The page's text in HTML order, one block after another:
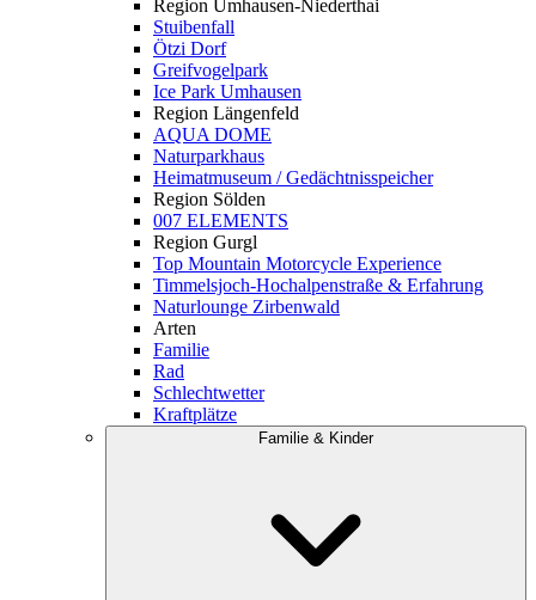
Region Umhausen-Niederthai
Stuibenfall
Ötzi Dorf
Greifvogelpark
Ice Park Umhausen
Region Längenfeld
AQUA DOME
Naturparkhaus
Heimatmuseum / Gedächtnisspeicher
Region Sölden
007 ELEMENTS
Region Gurgl
Top Mountain Motorcycle Experience
Timmelsjoch-Hochalpenstraße & Erfahrung
Naturlounge Zirbenwald
Arten
Familie
Rad
Schlechtwetter
Kraftplätze
Familie & Kinder